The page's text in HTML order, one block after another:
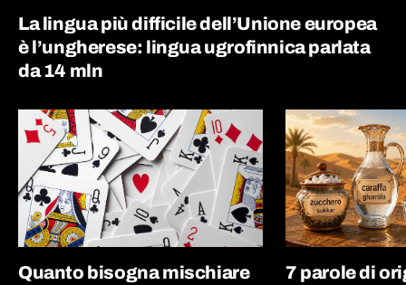
La lingua più difficile dell’Unione europea
è l’ungherese: lingua ugrofinnica parlata
da 14 mln
Quanto bisogna mischiare
7 parole di